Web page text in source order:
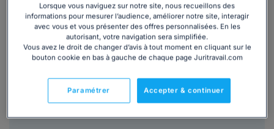
Conventions en relation :Convention bâtiment Etam,
Convention BTP,Convention cadre du bâtiment,
Convention Ouvriers moins 10 salariés,Convention
Ouvriers +10 salariés
Lorsque vous naviguez sur notre site, nous recueillons des
informations pour mesurer l’audience, améliorer notre site, interagir
avec vous et vous présenter des offres personnalisées. En les
autorisant, votre navigation sera simplifiée.
Vous avez le droit de changer d’avis à tout moment en cliquant sur le
bouton cookie en bas à gauche de chaque page Juritravail.com
Accepter & continuer
Paramétrer